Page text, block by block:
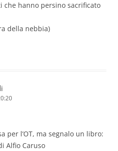
che hanno persino sacrificato
della nebbia)
per l’OT, ma segnalo un libro:
Alfio Caruso